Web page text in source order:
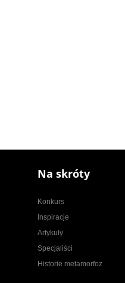
Na skróty
Konkurs
Inspiracje
Artykuły
Specjaliści
Historie metamorfoz